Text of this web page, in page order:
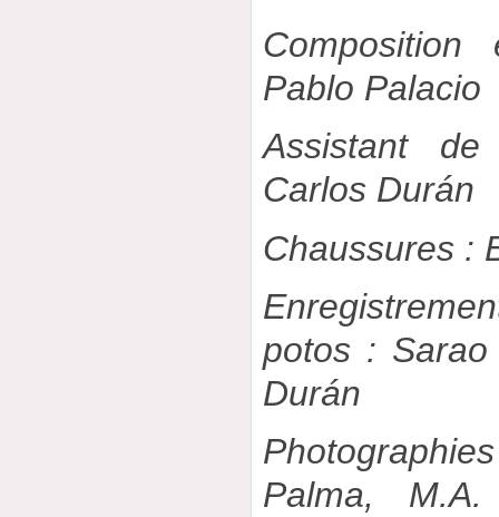
Composition
Pablo Palacio
Assistant
Carlos Durán
Chaussures :
potos :
Durán
Palma,